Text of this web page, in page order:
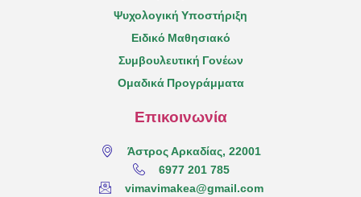
Ψυχολογική Υποστήριξη
Ειδικό Μαθησιακό
Συμβουλευτική Γονέων
Ομαδικά Προγράμματα
Επικοινωνία
Άστρος Αρκαδίας, 22001
6977 201 785
vimavimakea@gmail.com